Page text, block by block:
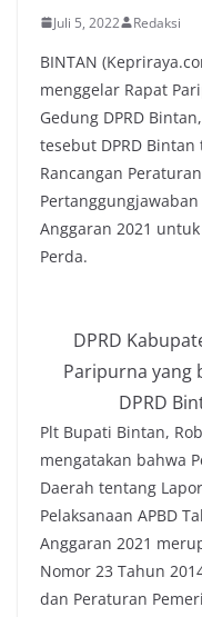
Juli 5, 2022 Redaksi
BINTAN
menggelar Rapat
Gedung DPRD
tesebut DPRD
Rancangan
Pertanggungjawaban
Anggaran 2021
Perda.
DPRD
Paripurna yang
DPRD
Plt Bupati Bintan,
mengatakan bahwa
Daerah tentang
Pelaksanaan APBD
Anggaran 2021
Nomor 23 Tahun
dan Peraturan